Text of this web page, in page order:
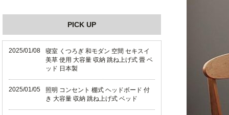
PICK UP
2025/01/08
寝室 くつろぎ 和モダン 空間 セキスイ
美草 使用 大容量 収納 跳ね上げ式 畳 ベ
ッド 日本製
2025/01/05
照明 コンセント 棚式 ヘッドボード 付
き 大容量 収納 跳ね上げ式 ベッド